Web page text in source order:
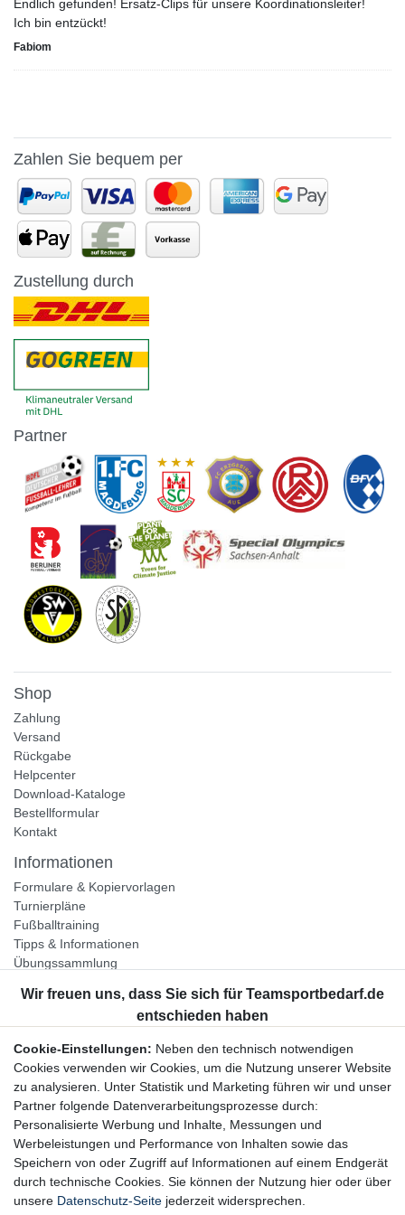
Endlich gefunden! Ersatz-Clips für unsere Koordinationsleiter!
Ich bin entzückt!
Fabiom
Zahlen Sie bequem per
Zustellung durch
Partner
Shop
Zahlung
Versand
Rückgabe
Helpcenter
Download-Kataloge
Bestellformular
Kontakt
Informationen
Formulare & Kopiervorlagen
Turnierpläne
Fußballtraining
Tipps & Informationen
Übungssammlung
Unternehmen
Widerrufsrecht
Bestellung widerrufen
Datenschutzerklärung
AGB
Impressum
Newsletter
Cookie-Einstellungen: Neben den technisch notwendigen
Cookies verwenden wir Cookies, um die Nutzung unserer Website
zu analysieren. Unter Statistik und Marketing führen wir und unser
Partner folgende Datenverarbeitungsprozesse durch:
Personalisierte Werbung und Inhalte, Messungen und
Werbeleistungen und Performance von Inhalten sowie das
Speichern von oder Zugriff auf Informationen auf einem Endgerät
durch technische Cookies. Sie können der Nutzung hier oder über
unsere Datenschutz-Seite jederzeit widersprechen.